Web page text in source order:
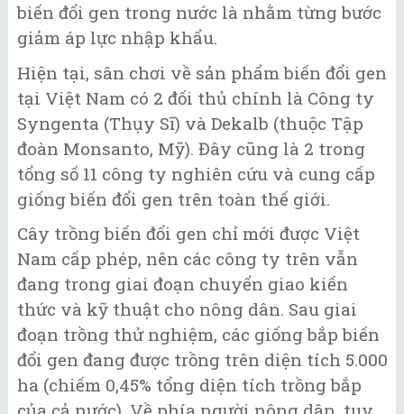
biến đổi gen trong nước là nhằm từng bước
giảm áp lực nhập khẩu.
Hiện tại, sân chơi về sản phẩm biến đổi gen
tại Việt Nam có 2 đối thủ chính là Công ty
Syngenta (Thụy Sĩ) và Dekalb (thuộc Tập
đoàn Monsanto, Mỹ). Đây cũng là 2 trong
tổng số 11 công ty nghiên cứu và cung cấp
giống biến đổi gen trên toàn thế giới.
Cây trồng biến đổi gen chỉ mới được Việt
Nam cấp phép, nên các công ty trên vẫn
đang trong giai đoạn chuyển giao kiến
thức và kỹ thuật cho nông dân. Sau giai
đoạn trồng thử nghiệm, các giống bắp biến
đổi gen đang được trồng trên diện tích 5.000
ha (chiếm 0,45% tổng diện tích trồng bắp